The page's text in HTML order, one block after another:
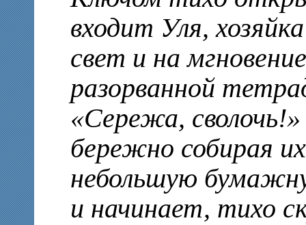
входит Уля,
свет и на
разорванной
«Сережа,
бережно собирая
небольшую
и начинает, тихо